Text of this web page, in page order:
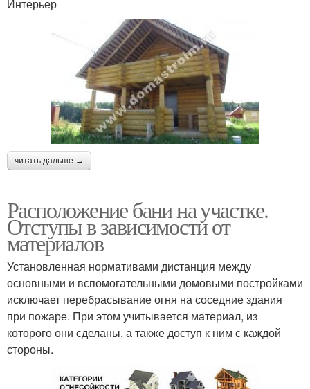
Интерьер
читать дальше →
Расположение бани на участке.
Отступы в зависимости от
материалов
Установленная нормативами дистанция между
основными и вспомогательными домовыми постройками
исключает перебрасывание огня на соседние здания
при пожаре. При этом учитывается материал, из
которого они сделаны, а также доступ к ним с каждой
стороны.